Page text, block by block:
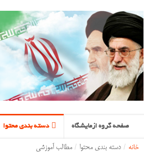
صفحه گروه ازمایشگاه دسته بندی محتوا
خانه / دسته بندی محتوا / مطالب آموزشی